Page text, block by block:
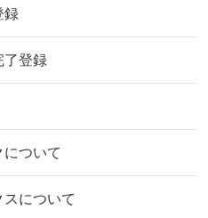
いぐるみを供養いただ
まで本当にありがとう
外しても良いですか？
年2月28日(金)
年1月17日(金)
6年10月17日(木)
年8月1日(木)
録
了登録
について
について